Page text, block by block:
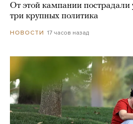
От этой кампании
три крупных политика
НОВОСТИ 17 часов назад